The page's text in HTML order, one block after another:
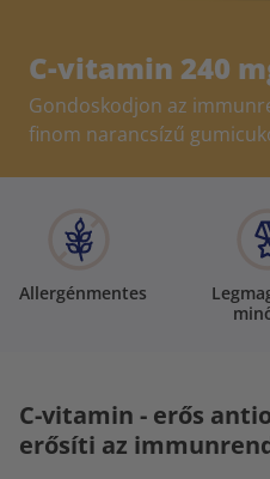
C-vitamin 240
Gondoskodjon az
finom narancsízű
Allergénmentes
C-vitamin - erős
erősíti az